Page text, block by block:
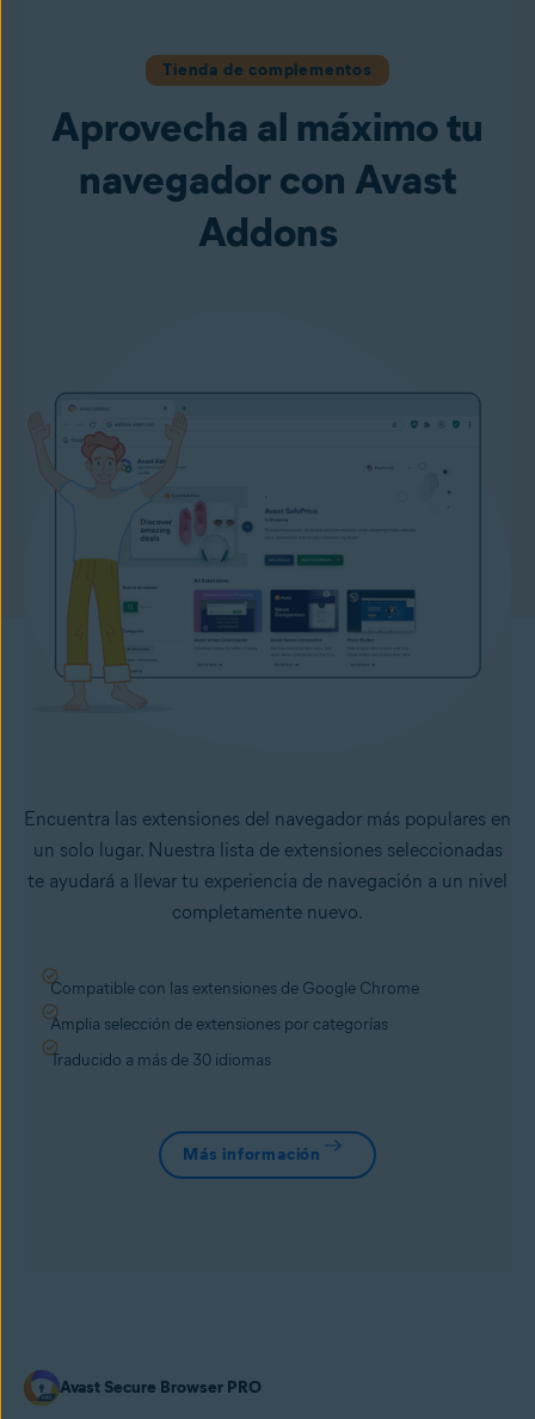
Tienda de complementos
Aprovecha al máximo tu
navegador con Avast
Addons
Encuentra las extensiones del navegador más populares en
un solo lugar. Nuestra lista de extensiones seleccionadas
te ayudará a llevar tu experiencia de navegación a un nivel
completamente nuevo.
Compatible con las extensiones de Google Chrome
Amplia selección de extensiones por categorías
Traducido a más de 30 idiomas
Más información
Avast Secure Browser PRO